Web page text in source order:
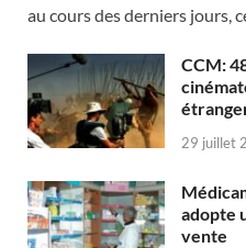
au cours des derniers jours,
CCM:
29 juillet
adopte
vente